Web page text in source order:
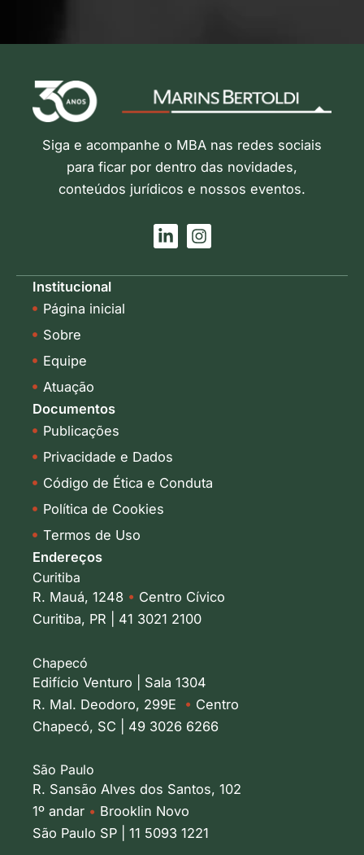
Siga e acompanhe o MBA nas redes sociais
para ficar por dentro das novidades,
conteúdos jurídicos e nossos eventos.
L
i
k
I
n
t
Institucional
Página inicial
Sobre
Equipe
Atuação
Documentos
Publicações
Privacidade e Dados
Código de Ética e Conduta
Política de Cookies
Termos de Uso
Endereços
Curitiba
R. Mauá, 1248 • Centro Cívico
Curitiba, PR | 41 3021 2100
Chapecó
Edifício Venturo | Sala 1304
R. Mal. Deodoro, 299E • Centro
Chapecó, SC | 49 3026 6266
São Paulo
R. Sansão Alves dos Santos, 102
1º andar • Brooklin Novo
São Paulo SP | 11 5093 1221